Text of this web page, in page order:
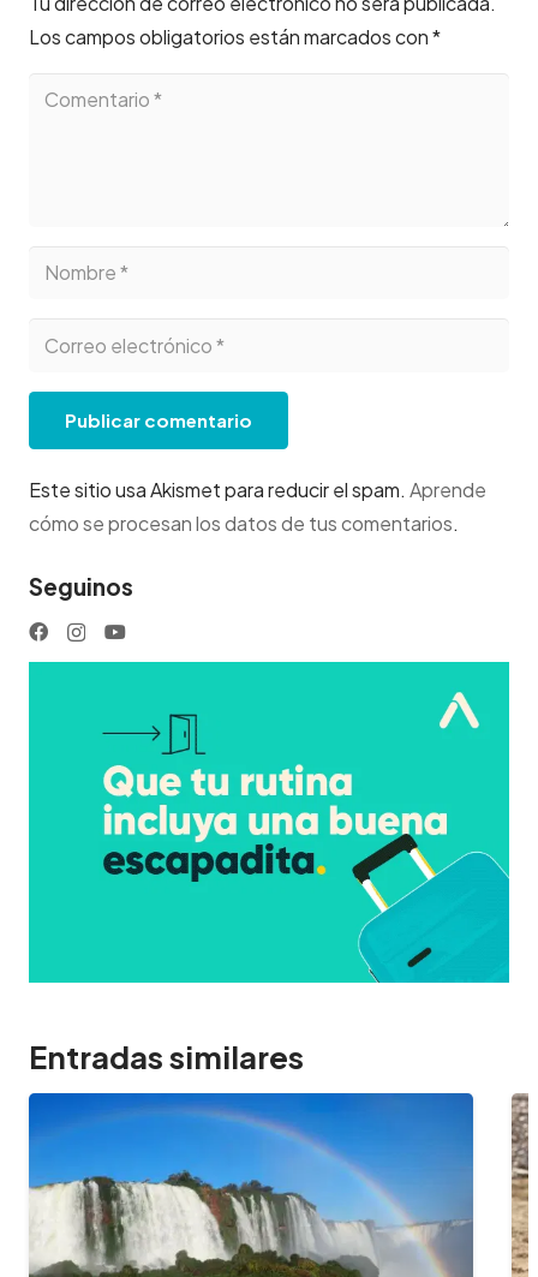
Los campos obligatorios están marcados con*
Publicar comentario
Este sitio usa Akismet para reducir el spam. Aprende
cómo se procesan los datos de tus comentarios.
Seguinos
Entradas similares